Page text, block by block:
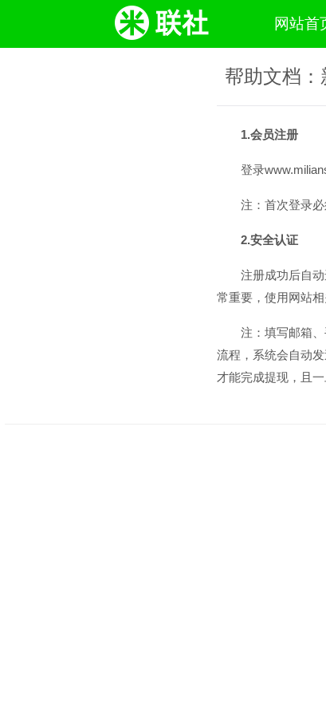
网站首
帮助文档：
1.会员注册
登录
注：首次登录
2.安全认证
注册成功后自动
常重要，使用网站
注：填写邮箱
流程，系统会自动
才能完成提现，且